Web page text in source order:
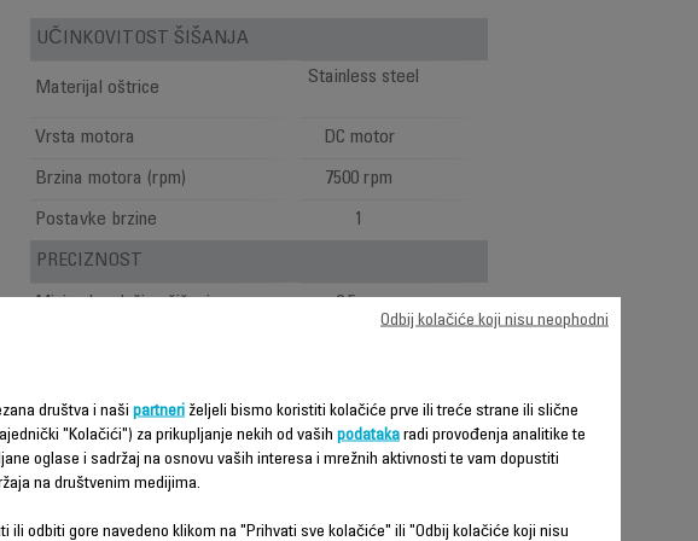
UČINKOVITOST ŠIŠANJA
Materijal oštrice
Stainless steel
Vrsta motora DC motor
Brzina motora (rpm) 7500 rpm
Postavke brzine 1
PRECIZNOST
Minimalna dužina šišanja 0.5 mm
Zone Brada
UPOTREBA - STILOVI PRI ŠIŠANJU
društva i naši partneri željeli bismo koristiti kolačiće prve ili treće strane ili slične
"Kolačići") za prikupljanje nekih od vaših podataka radi provođenja analitike te
oglase i sadržaj na osnovu vaših interesa i mrežnih aktivnosti te vam dopustiti
na društvenim medijima.
ili odbiti gore navedeno klikom na "Prihvati sve kolačiće" ili "Odbij kolačiće koji nisu
Odbij kolačiće koji nisu neophodni